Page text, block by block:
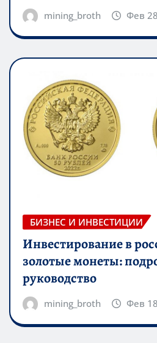
mining_broth Фев
БИЗНЕС И ИНВЕСТИЦИИ
Инвестирование в
золотые монеты:
руководство
mining_broth Фев